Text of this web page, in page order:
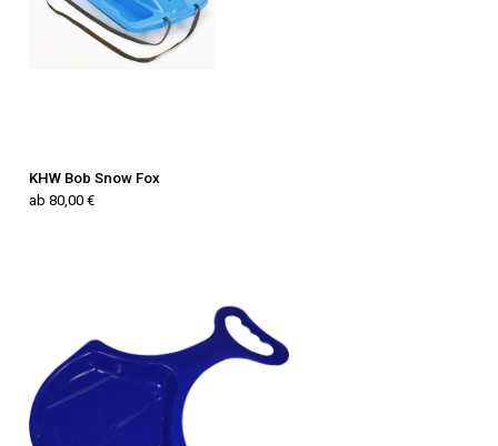
KHW Bob Snow Fox
ab 80,00 €